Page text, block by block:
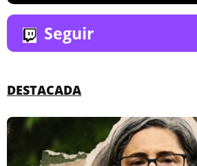
Seguir
DESTACADA